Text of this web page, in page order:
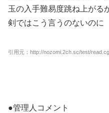
玉の入手難易度跳ね上がる
剣ではこう言うのないのに
引用元：http://nozomi.2ch.sc/test/
●管理人コメント